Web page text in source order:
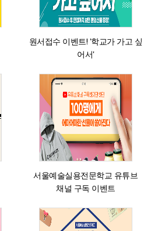
원서접수 이벤트! '학교가 가고 싶
어서'
서울예술실용전문학교 유튜브
채널 구독 이벤트